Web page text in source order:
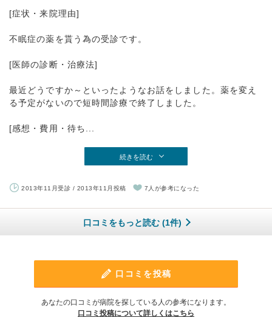
[症状・来院理由]
不眠症の薬を貰う為の受診です。
[医師の診断・治療法]
最近どうですか～といったようなお話をしました。薬を変え
る予定がないので短時間診療で終了しました。
[感想・費用・待ち...
続きを読む
2013年11月受診 / 2013年11月投稿 7人が参考になった
口コミをもっと読む (1件)
口コミを投稿
あなたの口コミが病院を探している人の参考になります。
口コミ投稿について詳しくはこちら